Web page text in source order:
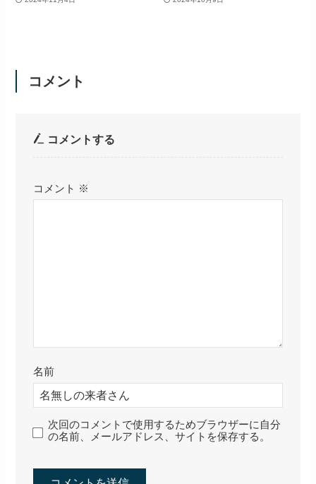
コメント
コメントする
コメント ※
名前
次回のコメントで使用するためブラウザーに自分
の名前、メールアドレス、サイトを保存する。